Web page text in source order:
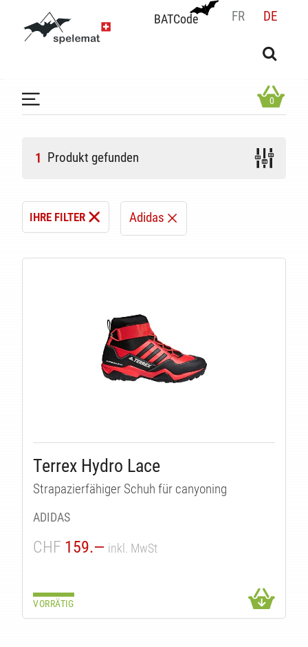
BATCode FR DE
BATCode
OK
0
1 Produkt gefunden
IHRE FILTER Adidas
Terrex Hydro Lace
Strapazierfähiger Schuh für canyoning
ADIDAS
CHF 159.— inkl. MwSt
VORRÄTIG